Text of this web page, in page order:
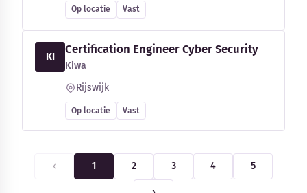
Op locatie Vast
KI
Certification Engineer Cyber Security
Kiwa
Rijswijk
Op locatie Vast
‹ 1 2 3 4 5